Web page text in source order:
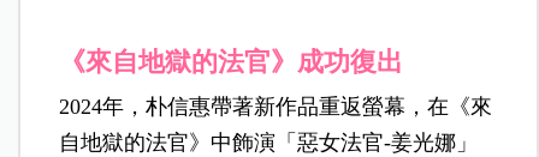
《來自地獄的法官》成功復出
2024年，朴信惠帶著新作品重返螢幕，在《來
自地獄的法官》中飾演「惡女法官-姜光娜」